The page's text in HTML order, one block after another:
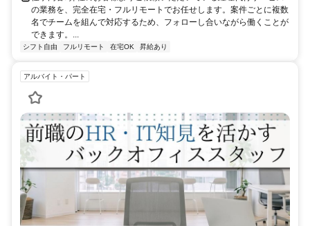
の業務を、完全在宅・フルリモートでお任せします。案件ごとに複数
名でチームを組んで対応するため、フォローし合いながら働くことが
できます。...
シフト自由 フルリモート 在宅OK 昇給あり
アルバイト・パート